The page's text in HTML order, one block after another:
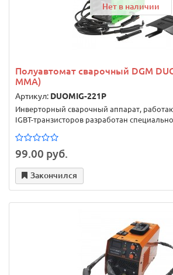
Нет в наличии
Полуавтомат сварочный DGM
MMA)
Артикул: DUOMIG-221P
Инверторный сварочный аппарат,
IGBT-транзисторов разработан
99.00 руб.
Закончился